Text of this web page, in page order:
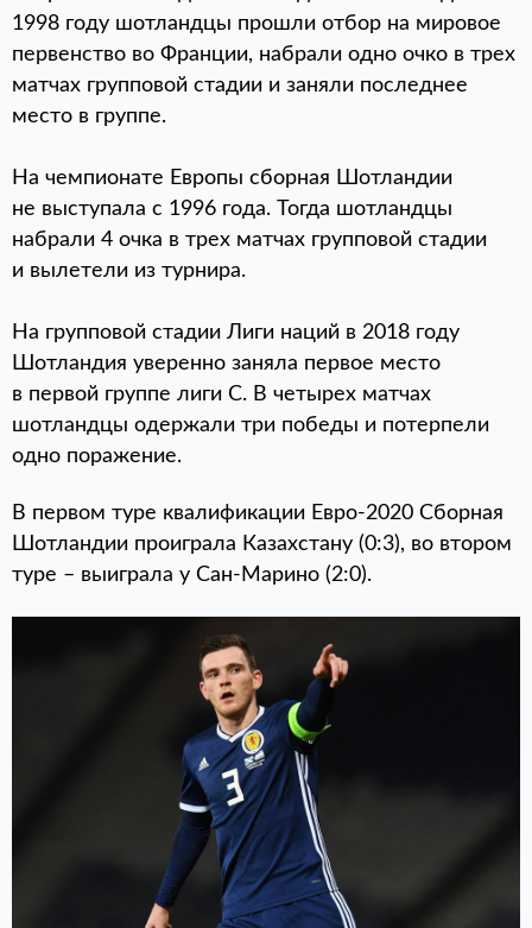
1998 году шотландцы прошли отбор на мировое
первенство во Франции, набрали одно очко в трех
матчах групповой стадии и заняли последнее
место в группе.
На чемпионате Европы сборная Шотландии
не выступала с 1996 года. Тогда шотландцы
набрали 4 очка в трех матчах групповой стадии
и вылетели из турнира.
На групповой стадии Лиги наций в 2018 году
Шотландия уверенно заняла первое место
в первой группе лиги C. В четырех матчах
шотландцы одержали три победы и потерпели
одно поражение.
В первом туре квалификации Евро-2020 Сборная
Шотландии проиграла Казахстану (0:3), во втором
туре – выиграла у Сан-Марино (2:0).